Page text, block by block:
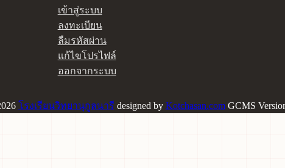
เข้าสู่ระบบ
ลงทะเบียน
ลืมรหัสผ่าน
แก้ไขโปรไฟล์
ออกจากระบบ
โรงเรียนวิทยานุกูลนารี designed by Kotchasan.comGCMS